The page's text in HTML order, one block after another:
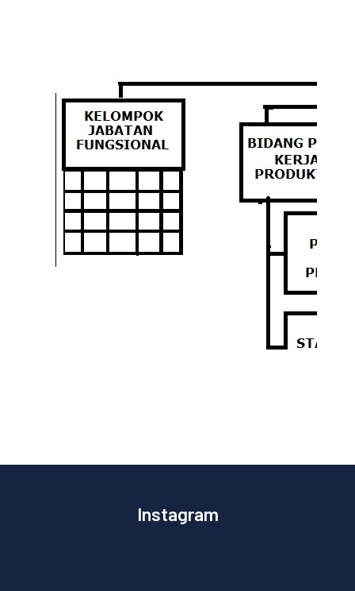
Instagram